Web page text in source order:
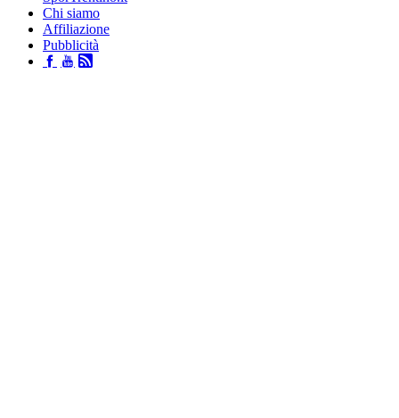
Chi siamo
Affiliazione
Pubblicità